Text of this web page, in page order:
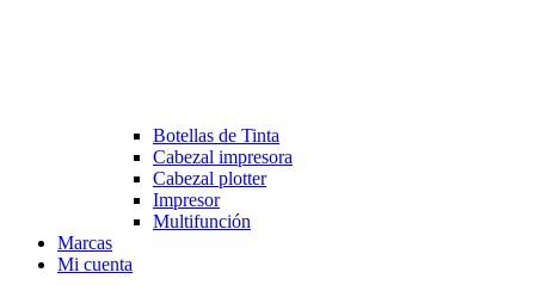
Botellas de Tinta
Cabezal impresora
Cabezal plotter
Impresor
Multifunción
Marcas
Mi cuenta